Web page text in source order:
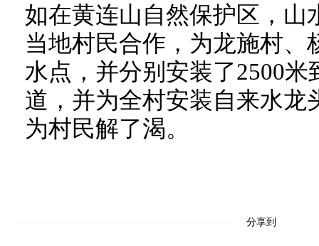
如在黄连山自然保护区，山
当地村民合作，为龙施村、
水点，并分别安装了2500米
道，并为全村安装自来水龙
为村民解了渴。
分享到